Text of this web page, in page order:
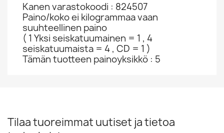
Kanen varastokoodi : 824507
Paino/koko ei kilogrammaa vaan
suuhteellinen paino
( 1 Yksi seiskatuumainen = 1 , 4
seiskatuumaista = 4 , CD = 1 )
Tämän tuotteen painoyksikkö : 5
Tilaa tuoreimmat uutiset ja tietoa